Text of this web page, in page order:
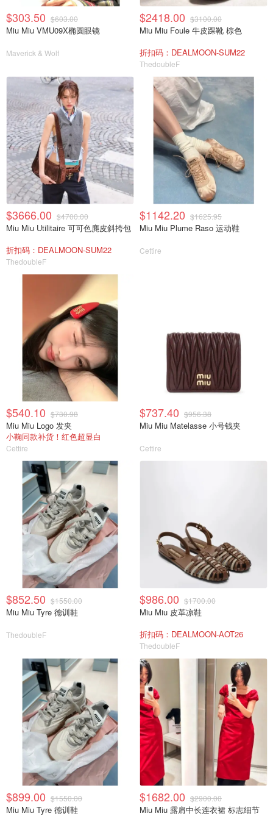
$303.50 $603.00
Miu Miu VMU09X椭圆眼镜
Maverick & Wolf
$2418.00 $3100.00
Miu Miu Foule 牛皮踝靴 棕色
折扣码：DEALMOON-SUM22
ThedoubleF
$3666.00 $4700.00
Miu Miu Utilitaire 可可色麂皮斜挎包
折扣码：DEALMOON-SUM22
ThedoubleF
$1142.20 $1625.95
Miu Miu Plume Raso 运动鞋
Cettire
$540.10 $730.98
Miu Miu Logo 发夹
小鞠同款补货！红色超显白
Cettire
$737.40 $956.38
Miu Miu Matelasse 小号钱夹
Cettire
$852.50 $1550.00
Miu Miu Tyre 德训鞋
ThedoubleF
$986.00 $1700.00
Miu Miu 皮革凉鞋
折扣码：DEALMOON-AOT26
ThedoubleF
$899.00 $1550.00
Miu Miu Tyre 德训鞋
$1682.00 $2900.00
Miu Miu 露肩中长连衣裙 标志细节